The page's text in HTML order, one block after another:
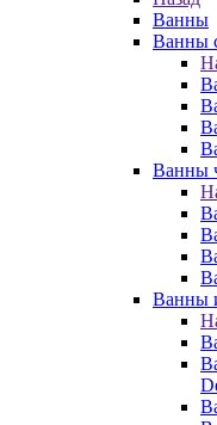
Ванны
Ванны
Ванны
Ванны